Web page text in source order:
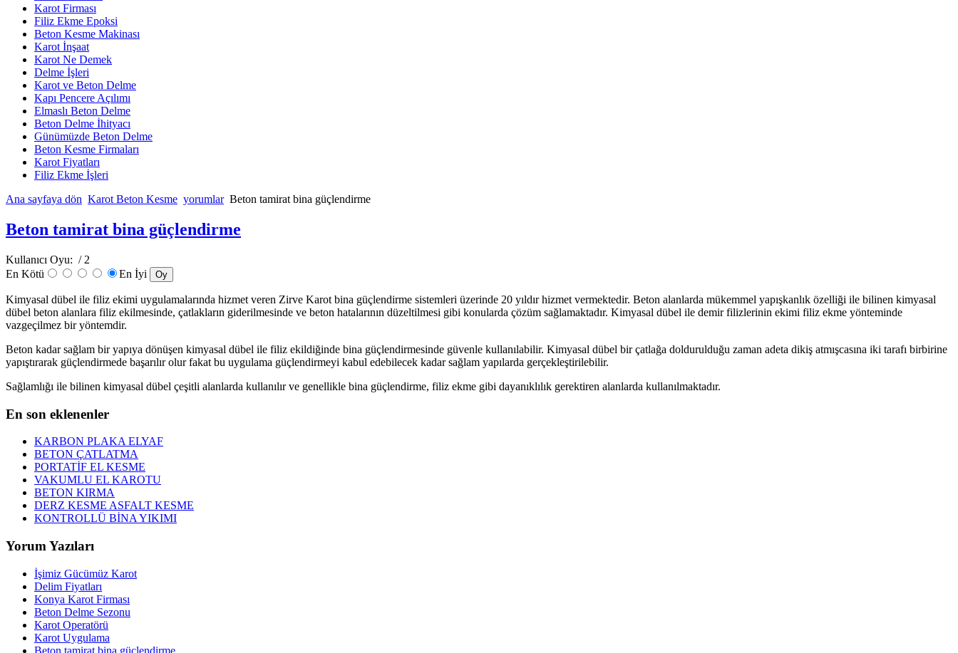
Karot Firması
Filiz Ekme Epoksi
Beton Kesme Makinası
Karot İnşaat
Karot Ne Demek
Delme İşleri
Karot ve Beton Delme
Kapı Pencere Açılımı
Elmaslı Beton Delme
Beton Delme İhityacı
Günümüzde Beton Delme
Beton Kesme Firmaları
Karot Fiyatları
Filiz Ekme İşleri
Ana sayfaya dön Karot Beton Kesme yorumlar Beton tamirat bina güçlendirme
Beton tamirat bina güçlendirme
Kullanıcı Oyu: / 2
En Kötü
En İyi
Kimyasal dübel ile filiz ekimi uygulamalarında hizmet veren Zirve Karot bina güçlendirme sistemleri üzerinde 20 yıldır hizmet vermektedir. Beton alanlarda mükemmel yapışkanlık özelliği ile bilinen kimyasal
dübel beton alanlara filiz ekilmesinde, çatlakların giderilmesinde ve beton hatalarının düzeltilmesi gibi konularda çözüm sağlamaktadır. Kimyasal dübel ile demir filizlerinin ekimi filiz ekme yönteminde
vazgeçilmez bir yöntemdir.
Beton kadar sağlam bir yapıya dönüşen kimyasal dübel ile filiz ekildiğinde bina güçlendirmesinde güvenle kullanılabilir. Kimyasal dübel bir çatlağa doldurulduğu zaman adeta dikiş atmışcasına iki tarafı birbirine
yapıştırarak güçlendirmede başarılır olur fakat bu uygulama güçlendirmeyi kabul edebilecek kadar sağlam yapılarda gerçekleştirilebilir.
Sağlamlığı ile bilinen kimyasal dübel çeşitli alanlarda kullanılır ve genellikle bina güçlendirme, filiz ekme gibi dayanıklılık gerektiren alanlarda kullanılmaktadır.
En son eklenenler
KARBON PLAKA ELYAF
BETON ÇATLATMA
PORTATİF EL KESME
VAKUMLU EL KAROTU
BETON KIRMA
DERZ KESME ASFALT KESME
KONTROLLÜ BİNA YIKIMI
Yorum Yazıları
İşimiz Gücümüz Karot
Delim Fiyatları
Konya Karot Firması
Beton Delme Sezonu
Karot Operatörü
Karot Uygulama
Beton tamirat bina güçlendirme